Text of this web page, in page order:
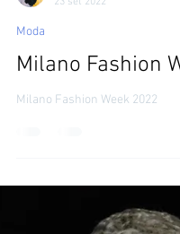
Moda
Milano Fashion